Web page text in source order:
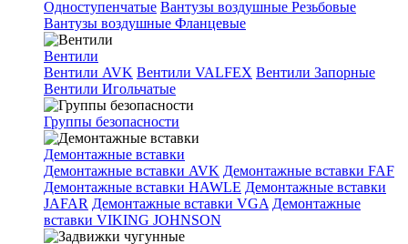
Одноступенчатые Вантузы воздушные Резьбовые
Вантузы воздушные Фланцевые
Вентили
Вентили AVK Вентили VALFEX Вентили Запорные
Вентили Игольчатые
Группы безопасности
Демонтажные вставки
Демонтажные вставки AVK Демонтажные вставки FAF
Демонтажные вставки HAWLE Демонтажные вставки
JAFAR Демонтажные вставки VGA Демонтажные
вставки VIKING JOHNSON